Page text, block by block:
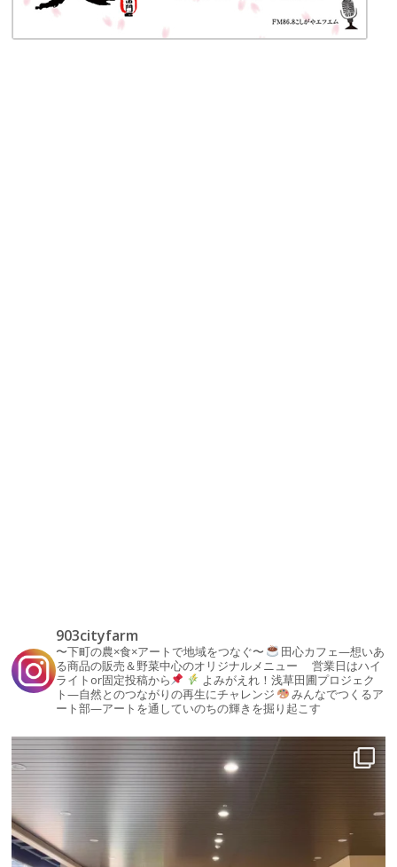
903cityfarm
〜下町の農×食×アートで地域をつなぐ〜
田心カフェ—想いあ
る商品の販売＆野菜中心のオリジナルメニュー 営業日はハイ
ライトor固定投稿から
よみがえれ！浅草田圃プロジェク
ト—自然とのつながりの再生にチャレンジ
みんなでつくるア
ート部—アートを通していのちの輝きを掘り起こす